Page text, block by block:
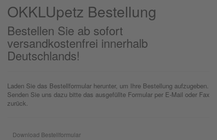
OKKLUpetz Bestellung
Bestellen Sie ab sofort
versandkostenfrei innerhalb
Deutschlands!
Laden Sie das Bestellformular herunter, um Ihre Bestellung aufzugeben.
Senden Sie uns dazu bitte das ausgefüllte Formular per E-Mail oder Fax
zurück.
Download Bestellformular